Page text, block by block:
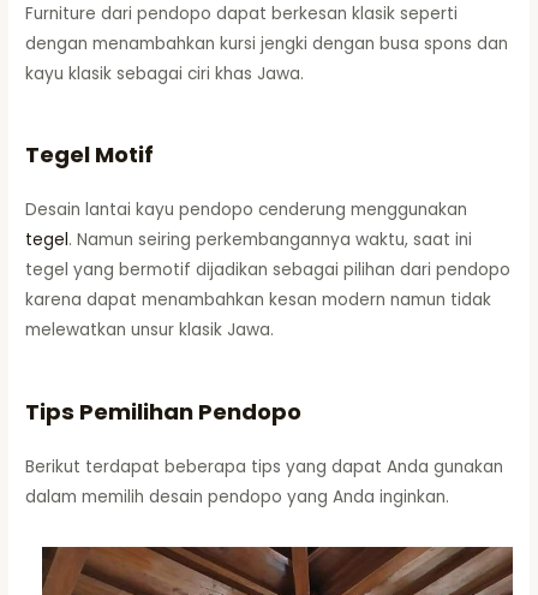
Furniture dari pendopo dapat berkesan klasik seperti
dengan menambahkan kursi jengki dengan busa spons dan
kayu klasik sebagai ciri khas Jawa.
Tegel Motif
Desain lantai kayu pendopo cenderung menggunakan
tegel. Namun seiring perkembangannya waktu, saat ini
tegel yang bermotif dijadikan sebagai pilihan dari pendopo
karena dapat menambahkan kesan modern namun tidak
melewatkan unsur klasik Jawa.
Tips Pemilihan Pendopo
Berikut terdapat beberapa tips yang dapat Anda gunakan
dalam memilih desain pendopo yang Anda inginkan.